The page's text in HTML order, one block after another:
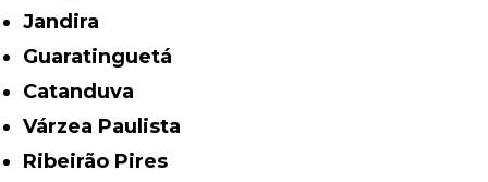
Jandira
Guaratinguetá
Catanduva
Várzea Paulista
Ribeirão Pires